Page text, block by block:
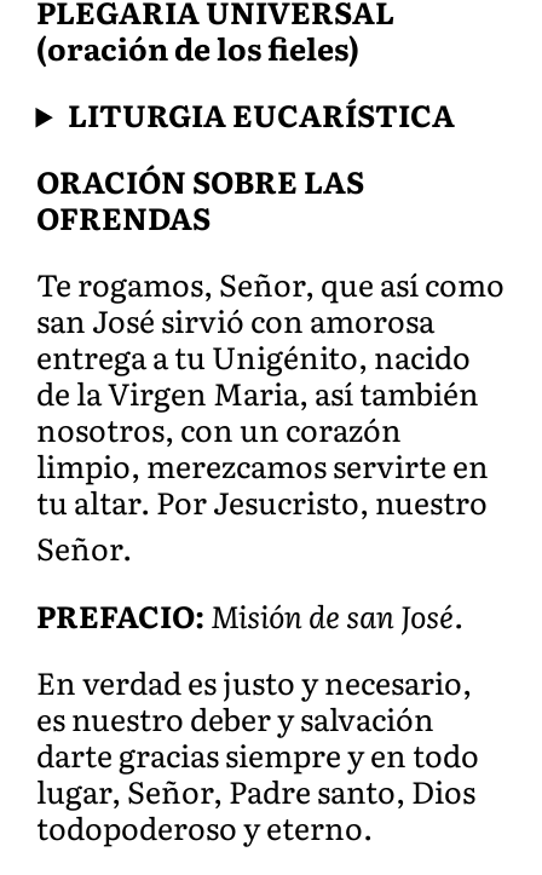
PLEGARIA UNIVERSAL
(oración de los fieles)
LITURGIA EUCARÍSTICA
ORACIÓN SOBRE LAS
OFRENDAS
Te rogamos, Señor, que así como
san José sirvió con amorosa
entrega a tu Unigénito, nacido
de la Virgen Maria, así también
nosotros, con un corazón
limpio, merezcamos servirte en
tu altar. Por Jesucristo, nuestro
Señor.
PREFACIO:Misión de san José.
En verdad es justo y necesario,
es nuestro deber y salvación
darte gracias siempre y en todo
lugar, Señor, Padre santo, Dios
todopoderoso y eterno.